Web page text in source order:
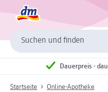
Suchen und finden
Dauerpreis -
Startseite Online-Apotheke